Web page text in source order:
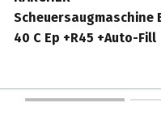
Scheuersaugmaschine
40 C Ep +R45 +Auto-Fill